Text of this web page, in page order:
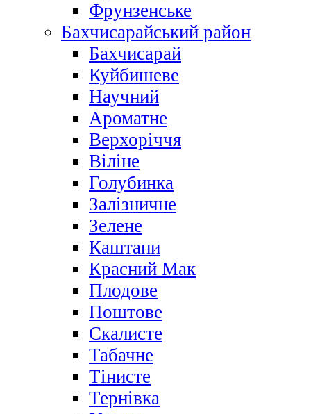
Фрунзенське
Бахчисарайський район
Бахчисарай
Куйбишеве
Научний
Ароматне
Верхоріччя
Віліне
Голубинка
Залізничне
Зелене
Каштани
Красний Мак
Плодове
Поштове
Скалисте
Табачне
Тінисте
Тернівка